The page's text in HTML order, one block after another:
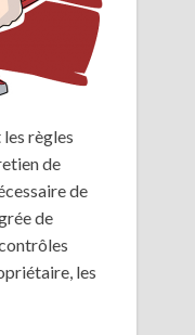
règles
de
de
de
les